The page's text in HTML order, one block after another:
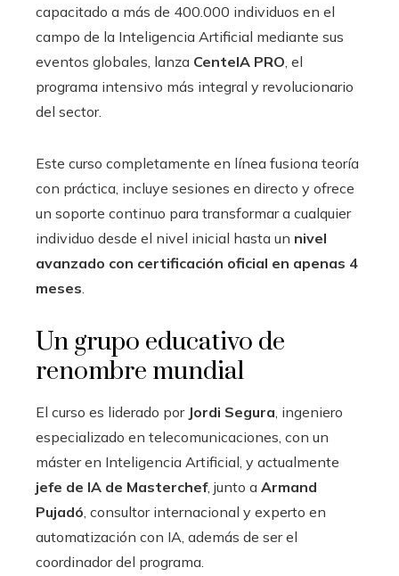
capacitado a más de 400.000 individuos en el
campo de la Inteligencia Artificial mediante sus
eventos globales, lanza CenteIA PRO , el
programa intensivo más integral y revolucionario
del sector.
Este curso completamente en línea fusiona teoría
con práctica, incluye sesiones en directo y ofrece
un soporte continuo para transformar a cualquier
individuo desde el nivel inicial hasta un nivel
avanzado con certificación oficial en apenas 4
meses
Un grupo educativo de
renombre mundial
El curso es liderado por Jordi Segura , ingeniero
especializado en telecomunicaciones, con un
máster en Inteligencia Artificial, y actualmente
jefe de IA de Masterchef, junto a Armand
Pujadó , consultor internacional y experto en
automatización con IA, además de ser el
coordinador del programa.